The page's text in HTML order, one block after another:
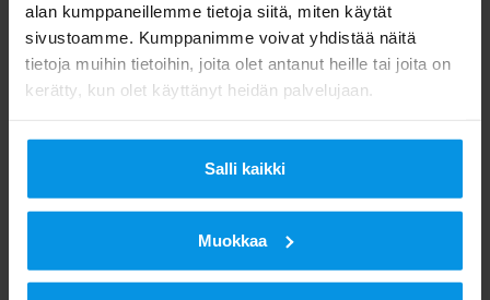
alan kumppaneillemme tietoja siitä, miten käytät
sivustoamme. Kumppanimme voivat yhdistää näitä
tietoja muihin tietoihin, joita olet antanut heille tai joita on
kerätty, kun olet käyttänyt heidän palvelujaan.
Salli kaikki
Muokkaa
Lisäksi tuore sopimus laajentaa osapuolten
markkinointiyhteistyötä aiemmasta. ”Tästä
näkökulmasta Veikkausliiga on kehittyvä ja
kiinnostava kotimainen urheilubrändi, joka
vahvistaa Digitan roolia valtakunnallisten ja
luotettavien verkkopalvelujen tarjoajana”,
Jaakko Harno tiivistää.